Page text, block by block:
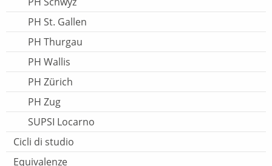
PH St. Gallen
PH Thurgau
PH Wallis
PH Zürich
PH Zug
SUPSI Locarno
Cicli di studio
Equivalenze